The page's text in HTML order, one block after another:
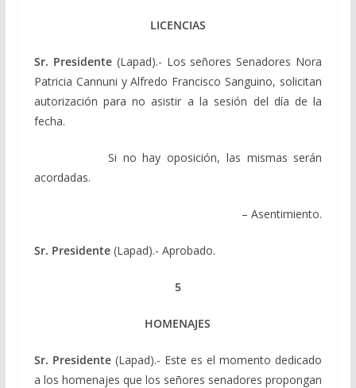
LICENCIAS
Sr. Presidente(Lapad).- Los señores Senadores Nora
Patricia Cannuni y Alfredo Francisco Sanguino, solicitan
autorización para no asistir a la sesión del día de la
fecha.
Si no hay oposición, las mismas serán
acordadas.
– Asentimiento.
Sr. Presidente(Lapad).- Aprobado.
5
HOMENAJES
Sr. Presidente(Lapad).- Este es el momento dedicado
a los homenajes que los señores senadores propongan